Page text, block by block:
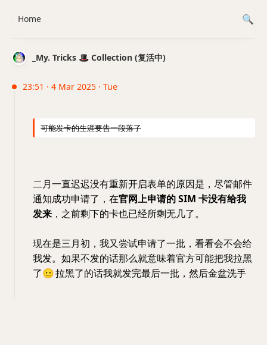
_My. Tricks 🎩 Collection (复活中)
23:51 · 4 Mar 2025 · Tue
可能发卡的生涯要告一段落了
二月一直迟迟没有重新开启表单的原因是，尽管邮件
通知成功申请了，在官网上申请的 SIM 卡没有给我
发来 ，之前剩下的卡也已经所剩无几了。
现在是三月初，我又尝试申请了一批，看看会不会给
我发。如果不发的话那么就意味着官方可能把我拉黑
了😐拉黑了的话我就发完最后一批，然后金盆洗手
Home